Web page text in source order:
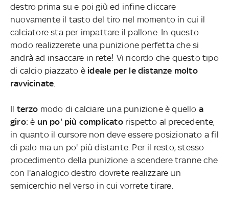
destro prima su e poi giù ed infine cliccare
nuovamente il tasto del tiro nel momento in cui il
calciatore sta per impattare il pallone. In questo
modo realizzerete una punizione perfetta che si
andrà ad insaccare in rete! Vi ricordo che questo tipo
di calcio piazzato è ideale per le distanze molto
ravvicinate
Il terzo modo di calciare una punizione è quello a
giro: è un po' più complicato rispetto al precedente,
in quanto il cursore non deve essere posizionato a fil
di palo ma un po' più distante. Per il resto, stesso
procedimento della punizione a scendere tranne che
con l'analogico destro dovrete realizzare un
semicerchio nel verso in cui vorrete tirare.